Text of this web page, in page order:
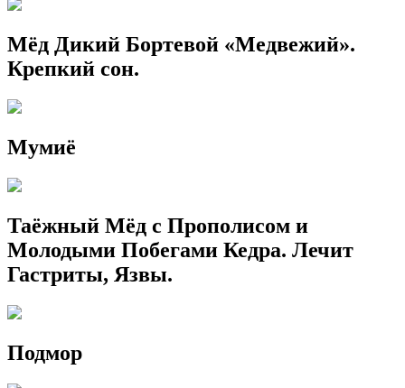
Мёд Дикий Бортевой «Медвежий».
Крепкий сон.
Мумиё
Таёжный Мёд с Прополисом и
Молодыми Побегами Кедра. Лечит
Гастриты, Язвы.
Подмор